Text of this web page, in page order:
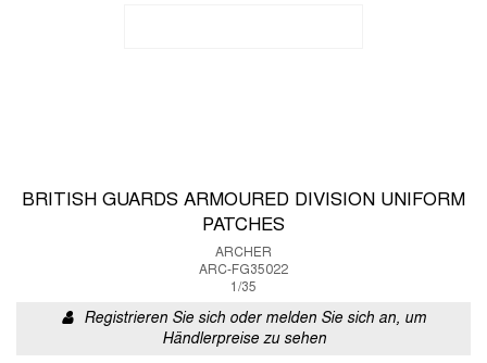
BRITISH GUARDS ARMOURED DIVISION UNIFORM
PATCHES
ARCHER
ARC-FG35022
1/35
Registrieren Sie sich oder melden Sie sich an, um
Händlerpreise zu sehen